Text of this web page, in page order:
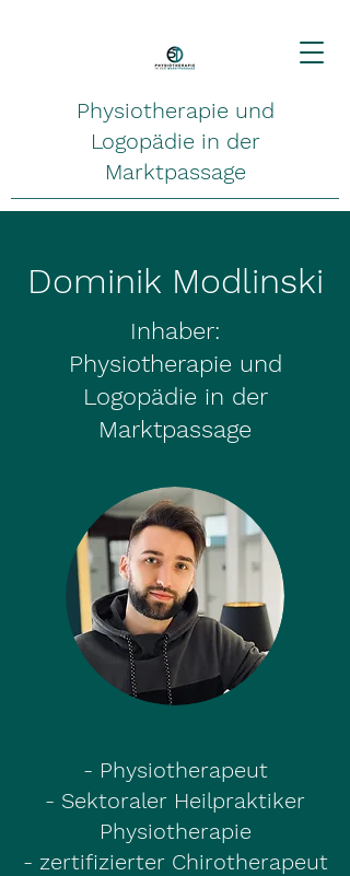
Physiotherapie und
Logopädie in der
Marktpassage
Dominik Modlinski
Inhaber:
Physiotherapie und
Logopädie in der
Marktpassage
- Physiotherapeut
- Sektoraler Heilpraktiker
Physiotherapie
- zertifizierter Chirotherapeut